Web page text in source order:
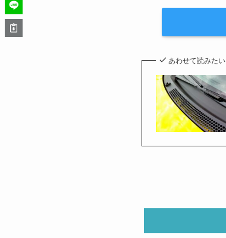
あわせて読みたい